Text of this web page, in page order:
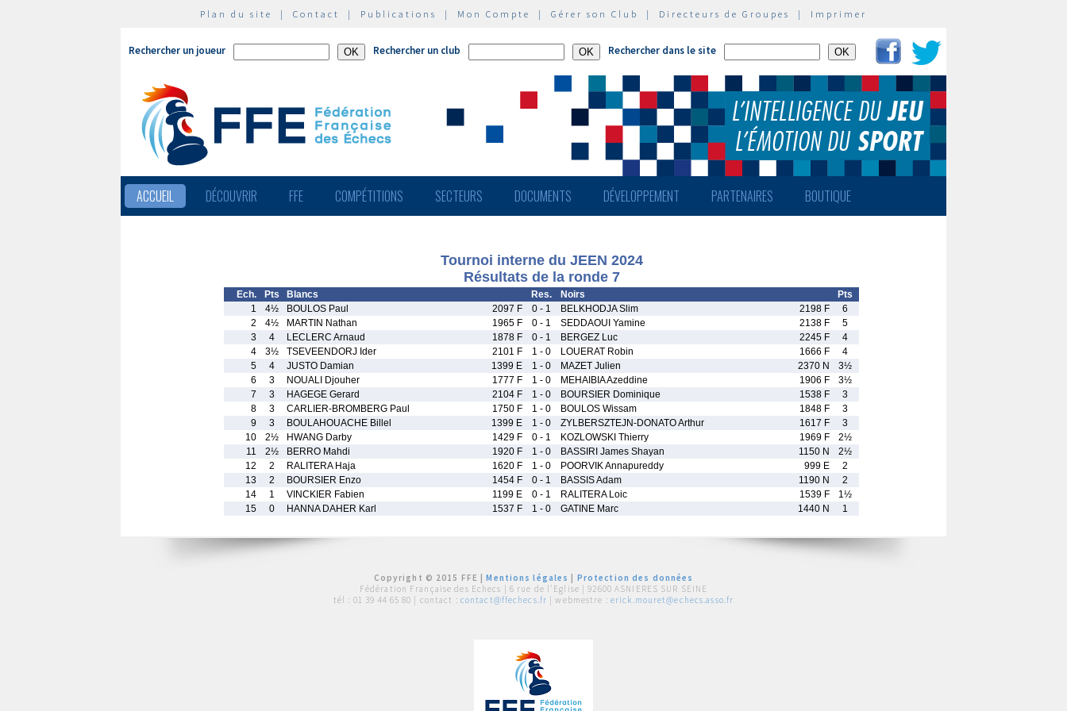
Plan du site | Contact | Publications | Mon Compte | Gérer son Club | Directeurs de Groupes | Imprimer
Rechercher un joueur Rechercher un club Rechercher dans le site
ACCUEIL DÉCOUVRIR FFE COMPÉTITIONS SECTEURS DOCUMENTS DÉVELOPPEMENT PARTENAIRES BOUTIQUE
Tournoi interne du JEEN 2024
Résultats de la ronde 7
Ech. Pts Blancs Res. Noirs
Pts
1
4½ BOULOS Paul 2097 F 0 - 1 BELKHODJA Slim 2198 F
6
2
4½ MARTIN Nathan 1965 F 0 - 1 SEDDAOUI Yamine 2138 F
5
3
4 LECLERC Arnaud 1878 F 0 - 1 BERGEZ Luc 2245 F
4
4
3½ TSEVEENDORJ Ider 2101 F 1 - 0 LOUERAT Robin 1666 F
4
5
4 JUSTO Damian 1399 E 1 - 0 MAZET Julien 2370 N
3½
6
3 NOUALI Djouher 1777 F 1 - 0 MEHAIBIA Azeddine 1906 F
3½
7
3 HAGEGE Gerard 2104 F 1 - 0 BOURSIER Dominique 1538 F
3
8
3 CARLIER-BROMBERG Paul 1750 F 1 - 0 BOULOS Wissam 1848 F
3
9
3 BOULAHOUACHE Billel 1399 E 1 - 0 ZYLBERSZTEJN-DONATO Arthur 1617 F
3
10
2½ HWANG Darby 1429 F 0 - 1 KOZLOWSKI Thierry 1969 F
2½
11
2½ BERRO Mahdi 1920 F 1 - 0 BASSIRI James Shayan 1150 N
2½
12
2 RALITERA Haja 1620 F 1 - 0 POORVIK Annapureddy 999 E
2
13
2 BOURSIER Enzo 1454 F 0 - 1 BASSIS Adam 1190 N
2
14
1 VINCKIER Fabien 1199 E 0 - 1 RALITERA Loic 1539 F
1½
15
0 HANNA DAHER Karl 1537 F 1 - 0 GATINE Marc 1440 N 1
Copyright © 2015 FFE |Mentions légales
Protection des données
Fédération Française des Echecs | 6 rue de l'Eglise | 92600 ASNIERES SUR SEINE
tél : 01 39 44 65 80 | contact : contact@ffechecs.fr | webmestre : erick.mouret@echecs.asso.fr